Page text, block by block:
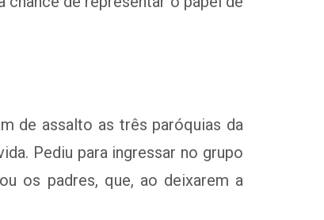
de assalto as três paróquias da
Pediu para ingressar no grupo
os padres, que, ao deixarem a